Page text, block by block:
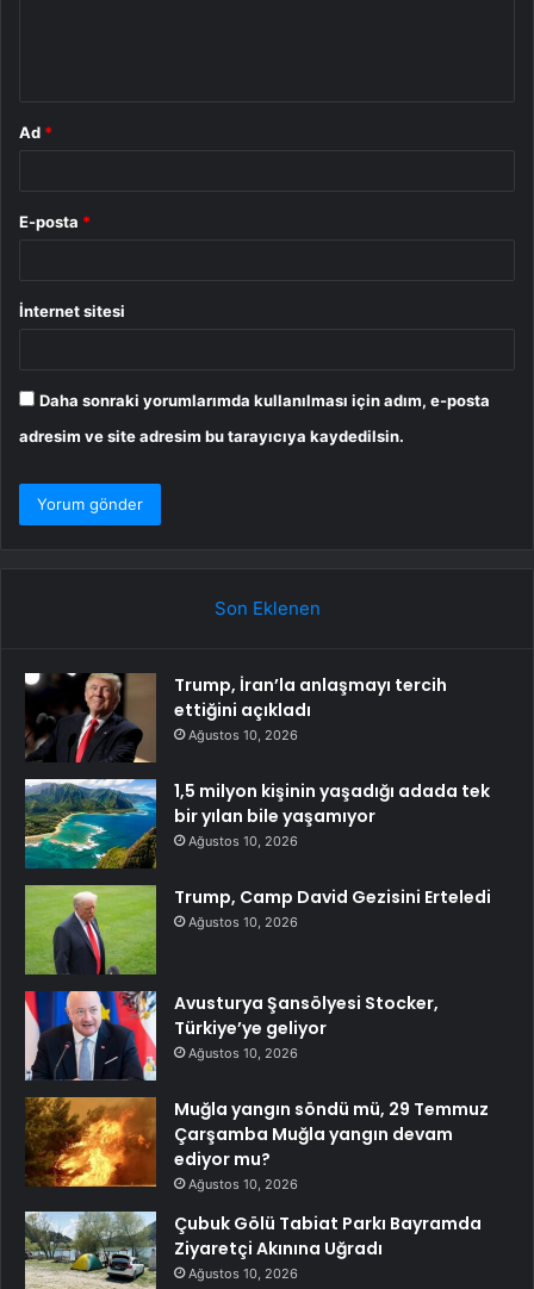
Ad *
E-posta *
İnternet sitesi
Daha sonraki yorumlarımda kullanılması için adım, e-posta
adresim ve site adresim bu tarayıcıya kaydedilsin.
Son Eklenen
Trump, İran’la anlaşmayı tercih
ettiğini açıkladı
Ağustos 10, 2026
1,5 milyon kişinin yaşadığı adada tek
bir yılan bile yaşamıyor
Ağustos 10, 2026
Trump, Camp David Gezisini Erteledi
Ağustos 10, 2026
Avusturya Şansölyesi Stocker,
Türkiye’ye geliyor
Ağustos 10, 2026
Muğla yangın söndü mü, 29 Temmuz
Çarşamba Muğla yangın devam
ediyor mu?
Ağustos 10, 2026
Çubuk Gölü Tabiat Parkı Bayramda
Ziyaretçi Akınına Uğradı
Ağustos 10, 2026